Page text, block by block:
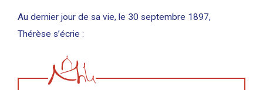
Au dernier jour de sa vie, le 30 septembre 1897,
Thérèse s’écrie :